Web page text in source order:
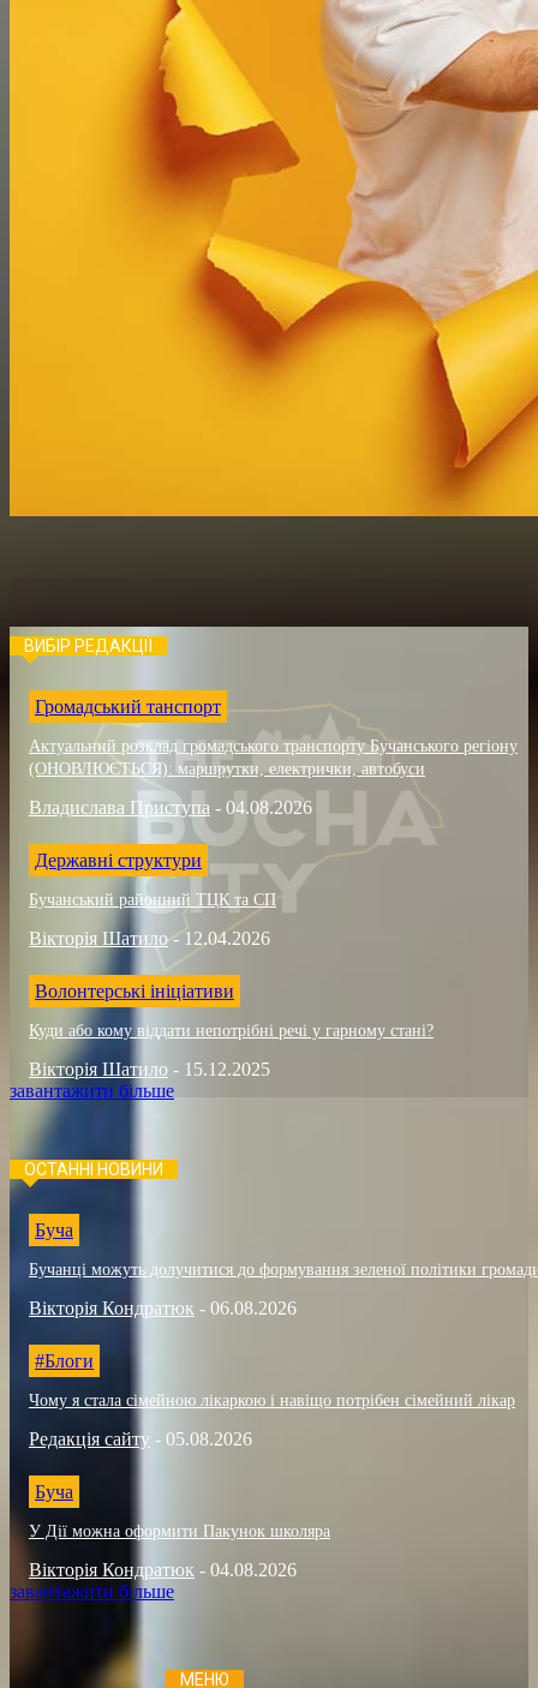
ВИБІР РЕДАКЦІЇ
Громадський танспорт
Актуальний розклад громадського транспорту Бучанського регіону
(ОНОВЛЮЄТЬСЯ): маршрутки, електрички, автобуси
Владислава Приступа - 04.08.2026
Державні структури
Бучанський районний ТЦК та СП
Вікторія Шатило - 12.04.2026
Волонтерські ініціативи
Куди або кому віддати непотрібні речі у гарному стані?
Вікторія Шатило - 15.12.2025
завантажити більше
ОСТАННІ НОВИНИ
Буча
Бучанці можуть долучитися до формування зеленої політики
Вікторія Кондратюк - 06.08.2026
#Блоги
Чому я стала сімейною лікаркою і навіщо потрібен сімейний лікар
Редакція сайту - 05.08.2026
Буча
У Дії можна оформити Пакунок школяра
Вікторія Кондратюк - 04.08.2026
завантажити більше
МЕНЮ